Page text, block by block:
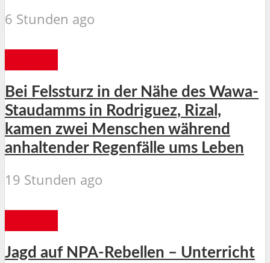
6 Stunden ago
Bei Felssturz in der Nähe des Wawa-
Staudamms in Rodriguez, Rizal,
kamen zwei Menschen während
anhaltender Regenfälle ums Leben
19 Stunden ago
Jagd auf NPA-Rebellen – Unterricht